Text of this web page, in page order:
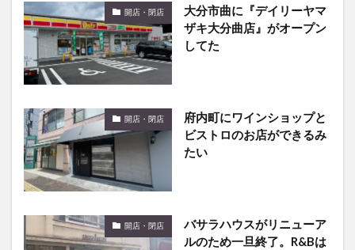
開店・閉店
大分市曲に『デイリーヤマ
ザキ大分曲店』がオープン
してた
開店・閉店
府内町にワインショップと
ビストロのお店ができるみ
たい
開店・閉店
バサラハウスがリニューア
ルのため一旦終了。R&Bは